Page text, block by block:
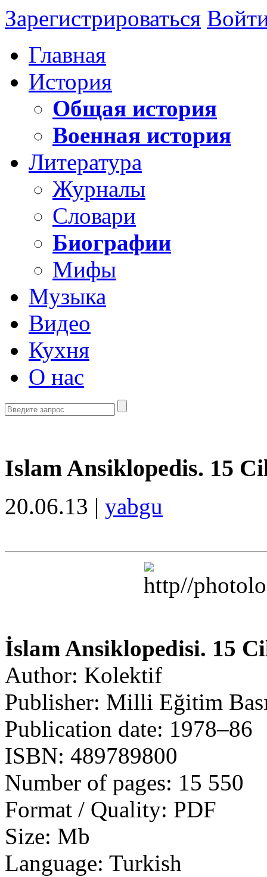
Зарегистрироваться
Главная
История
Общая история
Военная история
Литература
Журналы
Словари
Биографии
Мифы
Музыка
Видео
Кухня
О нас
Islam Ansiklopedis. 15
20.06.13 | yabgu
İslam Ansiklopedisi. 15
Author: Kolektif
Publisher: Milli Eğitim
Publication date: 1978–86
ISBN: 489789800
Number of pages: 15 550
Format / Quality: PDF
Size: Mb
Language: Turkish